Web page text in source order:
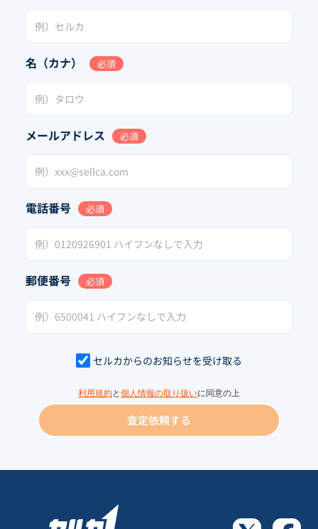
名（カナ） 必須
メールアドレス 必須
電話番号 必須
郵便番号 必須
セルカからのお知らせを受け取る
利用規約と 個人情報の取り扱いに同意の上
査定依頼する